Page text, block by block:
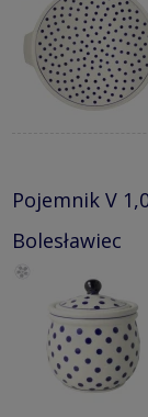
Pojemnik V
Bolesławiec